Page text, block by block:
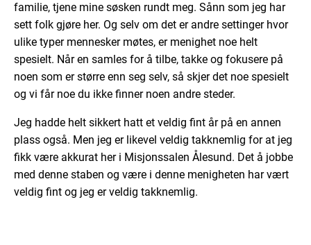
familie, tjene mine søsken rundt meg. Sånn som jeg har
sett folk gjøre her. Og selv om det er andre settinger hvor
ulike typer mennesker møtes, er menighet noe helt
spesielt. Når en samles for å tilbe, takke og fokusere på
noen som er større enn seg selv, så skjer det noe spesielt
og vi får noe du ikke finner noen andre steder.
Jeg hadde helt sikkert hatt et veldig fint år på en annen
plass også. Men jeg er likevel veldig takknemlig for at jeg
fikk være akkurat her i Misjonssalen Ålesund. Det å jobbe
med denne staben og være i denne menigheten har vært
veldig fint og jeg er veldig takknemlig.